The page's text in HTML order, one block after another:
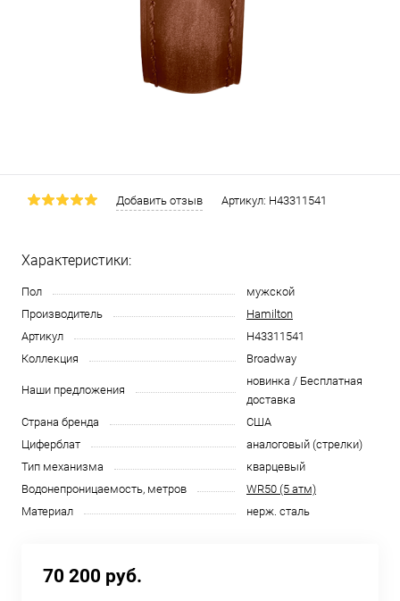
Добавить отзыв Артикул: H43311541
Характеристики:
Пол
мужской
Производитель
Hamilton
Артикул
H43311541
Коллекция
Broadway
Наши предложения
новинка / Бесплатная
доставка
Страна бренда
США
Циферблат
аналоговый (стрелки)
Тип механизма
кварцевый
Водонепроницаемость, метров
WR50 (5 атм)
Материал
нерж. сталь
70 200 руб.